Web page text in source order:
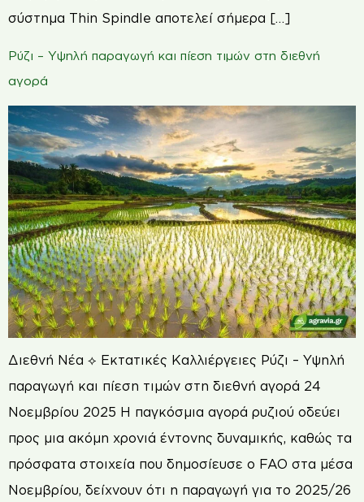
σύστημα Thin Spindle αποτελεί σήμερα […]
Ρύζι – Υψηλή παραγωγή και πίεση τιμών στη διεθνή
αγορά
Διεθνή Νέα ⟡ Εκτατικές Καλλιέργειες Ρύζι – Υψηλή
παραγωγή και πίεση τιμών στη διεθνή αγορά 24
Νοεμβρίου 2025 Η παγκόσμια αγορά ρυζιού οδεύει
προς μια ακόμη χρονιά έντονης δυναμικής, καθώς τα
πρόσφατα στοιχεία που δημοσίευσε ο FAO στα μέσα
Νοεμβρίου, δείχνουν ότι η παραγωγή για το 2025/26